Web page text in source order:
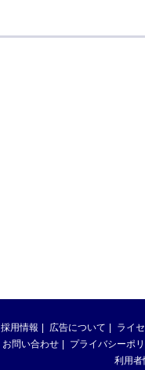
採用情報 広告について ライ
お問い合わせ プライバシーポ
利用者